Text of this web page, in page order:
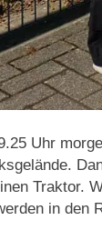
Uhr
Traktor.
in den